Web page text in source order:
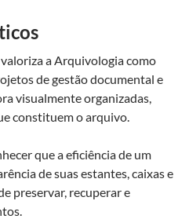
a Arquivologia como
de gestão documental e
visualmente organizadas,
constituem o arquivo.
que a eficiência de um
de suas estantes, caixas e
preservar, recuperar e